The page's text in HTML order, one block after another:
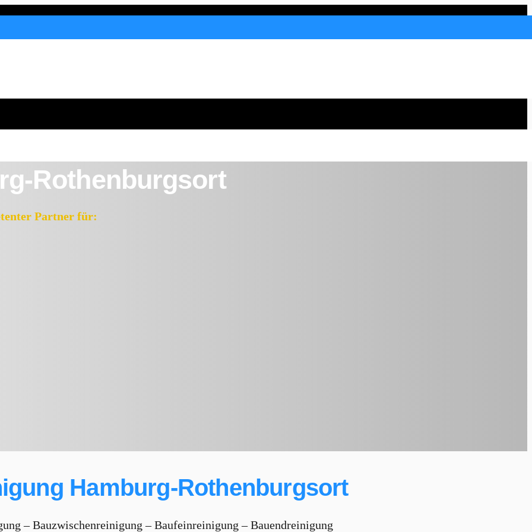
Rothenburgsort
Partner für:
Hamburg-Rothenburgsort
– Bauzwischenreinigung – Baufeinreinigung – Bauendreinigung